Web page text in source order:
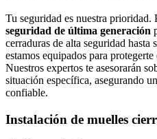
Tu seguridad es nuestra prioridad.
seguridad de última generación
cerraduras de alta seguridad hasta
estamos equipados para
Nuestros expertos te asesorarán
situación específica, asegurando
confiable.
Instalación de muelles